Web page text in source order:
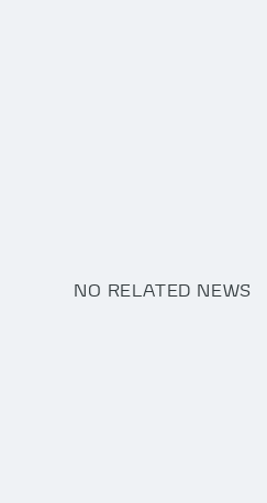
NO RELATED NEWS